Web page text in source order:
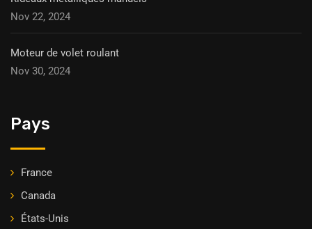
Nov 22, 2024
Moteur de volet roulant
Nov 30, 2024
Pays
France
Canada
États-Unis